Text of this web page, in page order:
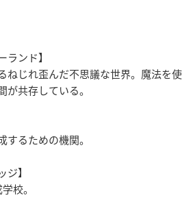
ランド】
ねじれ歪んだ不思議な世界。魔法を使
が共存している。
るための機関。
ジ】
校。